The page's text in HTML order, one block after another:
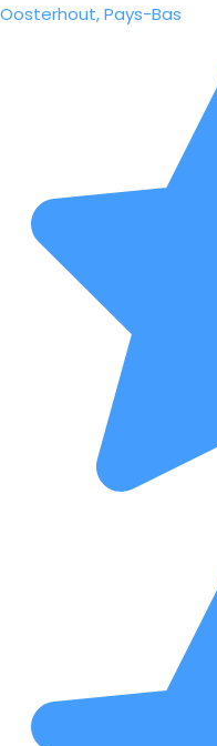
Oosterhout, Pays-Bas